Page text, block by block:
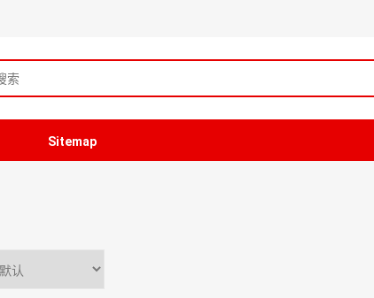
Sitemap